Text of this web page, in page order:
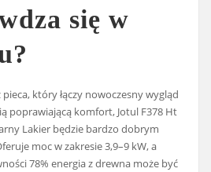
się w
pieca, który łączy nowoczesny wygląd
poprawiającą komfort, Jotul F378 Ht
Lakier będzie bardzo dobrym
moc w zakresie 3,9–9 kW, a
78% energia z drewna może być